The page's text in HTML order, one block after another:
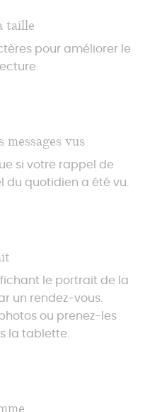
taille
pour améliorer le
messages vus
si votre rappel de
du quotidien a été vu.
le portrait de la
un rendez-vous.
ou prenez-les
la tablette.